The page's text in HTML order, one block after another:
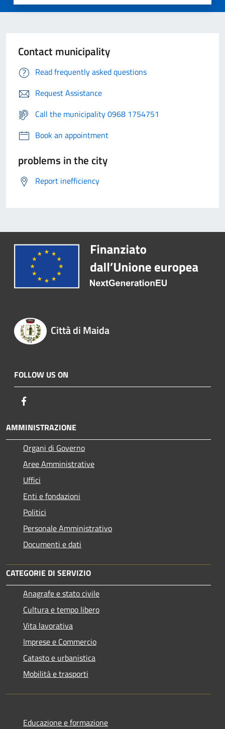
Contact municipality
Read frequently asked questions
Request Assistance
Call the municipality 0968 1754751
Book an appointment
problems in the city
Report inefficiency
Città di Maida
FOLLOW US ON
AMMINISTRAZIONE
Organi di Governo
Aree Amministrative
Uffici
Enti e fondazioni
Politici
Personale Amministrativo
Documenti e dati
CATEGORIE DI SERVIZIO
Anagrafe e stato civile
Cultura e tempo libero
Vita lavorativa
Imprese e Commercio
Catasto e urbanistica
Mobilità e trasporti
Educazione e formazione